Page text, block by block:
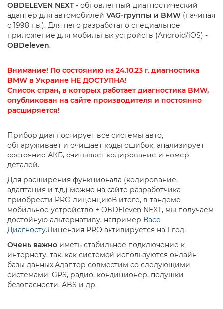
OBDELEVEN NEXT- обновленный диагностический
адаптер для автомобилей VAG-группы и BMW (начиная
с 1998 г.в.). Для него разработано специальное
приложение для мобильных устройств (Android/iOS) -
OBDeleven.
Внимание! По состоянию на 24.10.23 г. диагностика
BMW в Украине НЕ ДОСТУПНА!
Список стран, в которых работает диагностика BMW,
опубликован на сайте производителя и постоянно
расширяется!
Прибор диагностирует все системы авто,
обнаруживает и очищает коды ошибок, анализирует
состояние АКБ, считывает кодирование и номер
деталей.
Для расширения функционала (кодирование,
адаптация и т.д.) можно на сайте разработчика
приобрести PRO лиценциюВ итоге, в тандеме
мобильное устройство + OBDEleven NEXT, мы получаем
достойную альтернативу, например Васе
Диагносту.Лицензия PRO активируется на 1 год.
Очень важно иметь стабильное подключение к
интернету, так, как системой используются онлайн-
базы данных.Адаптер совместим со следующими
системами: GPS, радио, кондиционер, подушки
безопасности, ABS и др.